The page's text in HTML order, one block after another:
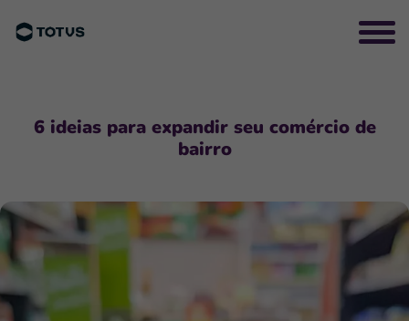
6 ideias para expandir seu comércio de
bairro